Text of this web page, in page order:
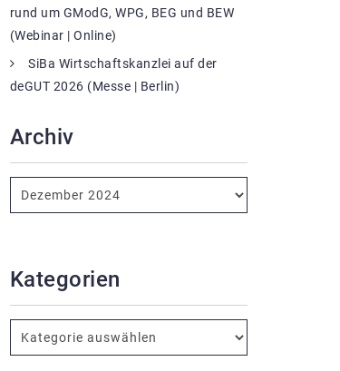
rund um GModG, WPG, BEG und BEW
(Webinar | Online)
SiBa Wirtschaftskanzlei auf der
deGUT 2026 (Messe | Berlin)
Archiv
Kategorien